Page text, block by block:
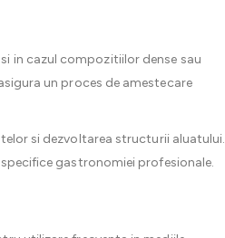
in cazul compozitiilor dense sau
un proces de amestecare
si dezvoltarea structurii aluatului.
gastronomiei profesionale.